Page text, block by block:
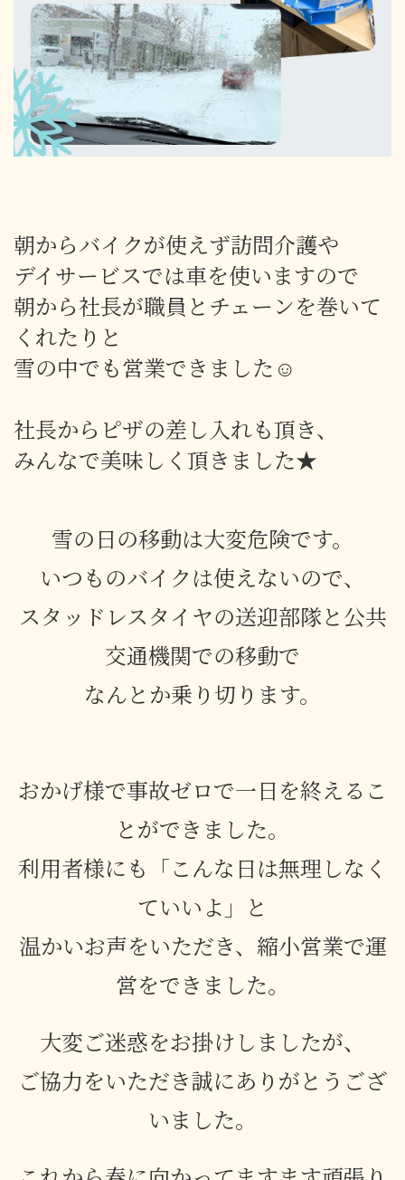
朝からバイクが使えず訪問介護や
デイサービスでは車を使いますので
朝から社長が職員とチェーンを巻いて
くれたりと
雪の中でも営業できました☺
社長からピザの差し入れも頂き、
みんなで美味しく頂きました★
雪の日の移動は大変危険です。
いつものバイクは使えないので、
スタッドレスタイヤの送迎部隊と公共
交通機関での移動で
なんとか乗り切ります。
おかげ様で事故ゼロで一日を終えるこ
とができました。
利用者様にも「こんな日は無理しなく
ていいよ」と
温かいお声をいただき、縮小営業で運
営をできました。
大変ご迷惑をお掛けしましたが、
ご協力をいただき誠にありがとうござ
いました。